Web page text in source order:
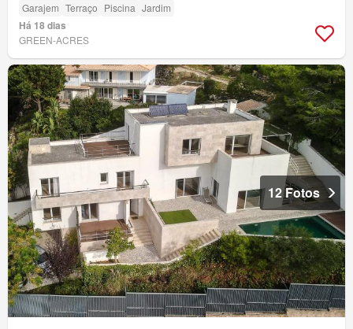
Garajem Terraço Piscina Jardim
Há 18 dias
GREEN-ACRES
12 Fotos